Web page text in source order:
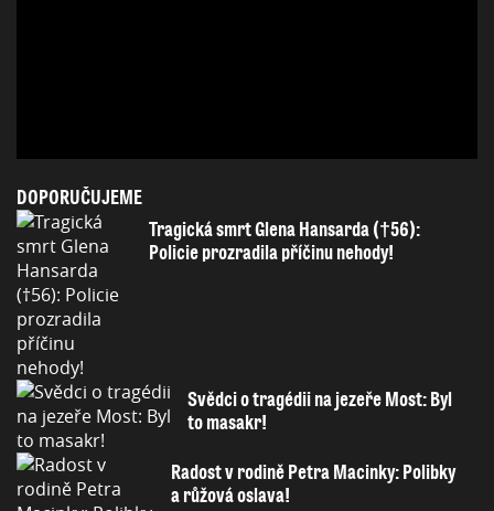
DOPORUČUJEME
Tragická smrt Glena Hansarda (†56):
Policie prozradila příčinu nehody!
Svědci o tragédii na jezeře Most: Byl
to masakr!
Radost v rodině Petra Macinky: Polibky
a růžová oslava!